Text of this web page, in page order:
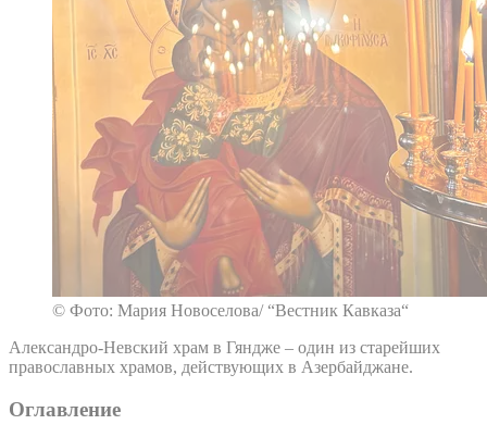
© Фото: Мария Новоселова/ “Вестник Кавказа“
Александро-Невский храм в Гяндже – один из старейших
православных храмов, действующих в Азербайджане.
Оглавление